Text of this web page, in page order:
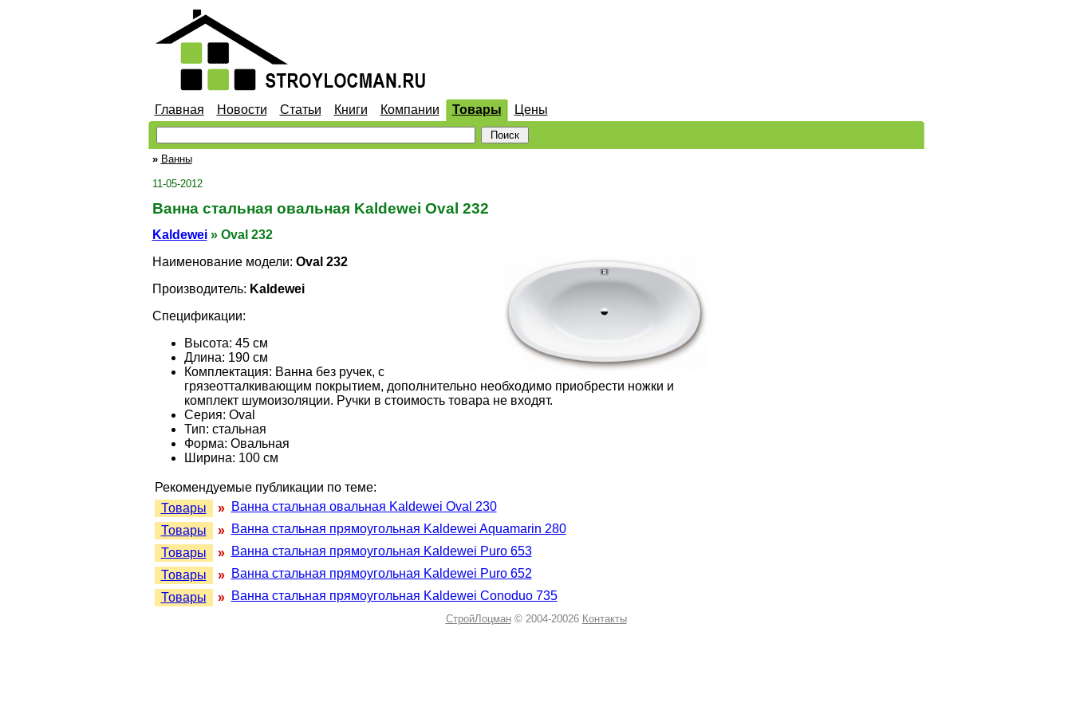
Главная Новости Статьи Книги Компании Товары Цены
» Ванны
11-05-2012
Ванна стальная овальная Kaldewei Oval 232
Kaldewei» Oval 232
Наименование модели: Oval 232
Производитель: Kaldewei
Спецификации:
Высота: 45 см
Длина: 190 см
Комплектация: Ванна без ручек, с
грязеотталкивающим покрытием, дополнительно необходимо приобрести ножки и
комплект шумоизоляции. Ручки в стоимость товара не входят.
Серия: Oval
Тип: стальная
Форма: Овальная
Ширина: 100 см
Рекомендуемые публикации по теме:
Товары
»
Ванна стальная овальная Kaldewei Oval 230
Товары
»
Ванна стальная прямоугольная Kaldewei Aquamarin 280
Товары
»
Ванна стальная прямоугольная Kaldewei Puro 653
Товары
»
Ванна стальная прямоугольная Kaldewei Puro 652
Товары
» Ванна стальная прямоугольная Kaldewei Conoduo 735
СтройЛоцман © 2004-20026 Контакты